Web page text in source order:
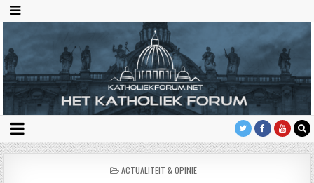
GEPLAATST
ACTUALITEIT & OPINIE